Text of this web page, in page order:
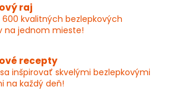
raj
600 kvalitných bezlepkových
na jednom mieste!
recepty
inšpirovať skvelými bezlepkovými
na každý deň!